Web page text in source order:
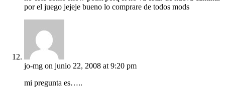
por el juego jejeje bueno lo comprare de todos mods
jo-mg on junio 22, 2008 at 9:20 pm
mi pregunta es…..